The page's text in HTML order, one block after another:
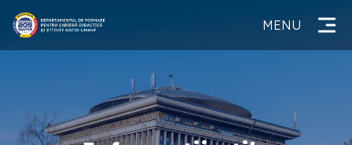
MENU